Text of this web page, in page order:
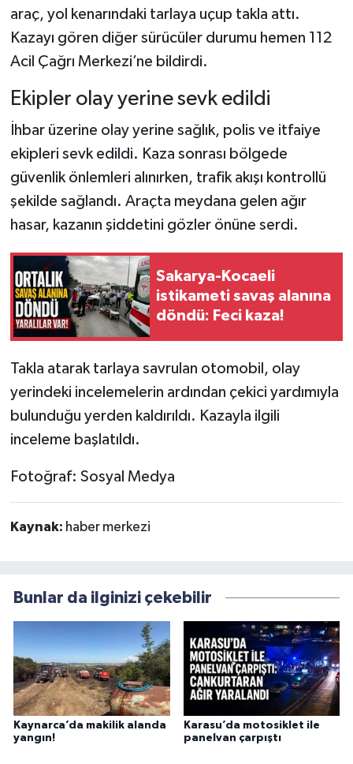
araç, yol kenarındaki tarlaya uçup takla attı.
Kazayı gören diğer sürücüler durumu hemen 112
Acil Çağrı Merkezi’ne bildirdi.
Ekipler olay yerine sevk edildi
İhbar üzerine olay yerine sağlık, polis ve itfaiye
ekipleri sevk edildi. Kaza sonrası bölgede
güvenlik önlemleri alınırken, trafik akışı kontrollü
şekilde sağlandı. Araçta meydana gelen ağır
hasar, kazanın şiddetini gözler önüne serdi.
Sakarya-Kocaeli
istikameti savaş alanına
döndü: Feci kaza!
Takla atarak tarlaya savrulan otomobil, olay
yerindeki incelemelerin ardından çekici yardımıyla
bulunduğu yerden kaldırıldı. Kazayla ilgili
inceleme başlatıldı.
Fotoğraf: Sosyal Medya
Kaynak: haber merkezi
Bunlar da ilginizi çekebilir
Kaynarca’da makilik alanda
yangın!
Karasu’da motosiklet ile
panelvan çarpıştı